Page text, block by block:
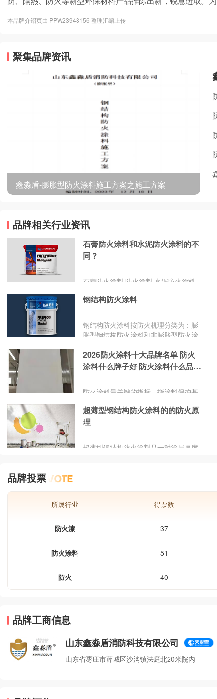
本品牌介绍页由 PPW23948156 整理汇编上传
聚集品牌资讯
鑫淼盾-膨胀型防火涂料施工方案之施工方案
品牌相关行业资讯
石膏防火涂料和水泥防火涂料的不
同？
石膏防火涂料 防火涂料 水泥防火涂料
钢结构防火涂料
钢结构防火涂料按防火机理分类为：膨
胀型钢结构防火涂料和非膨胀型防火涂
2026防火涂料十大品牌名单 防火
涂料什么牌子好 防火涂料什么品牌
防火涂料最关键的指标，指涂料保护基
和隔热性的时间，通常以小时为单位。
那么，防火涂料什么牌子好？防火涂料
超薄型钢结构防火涂料的的防火原
理
超薄型钢结构防火涂料是一种涂层厚度
状的炭化泡沫层，泡沫层质地疏松，具
和氧气向钢基材的传导。（2）膨胀发
发泡。（3）含磷催化剂比碳化剂
品牌投票
所属行业 得票数
防火漆 37
防火涂料 51
防火 40
品牌工商信息
山东鑫淼盾消防科技有限公司
山东省枣庄市薛城区沙沟镇法庭北20米院内